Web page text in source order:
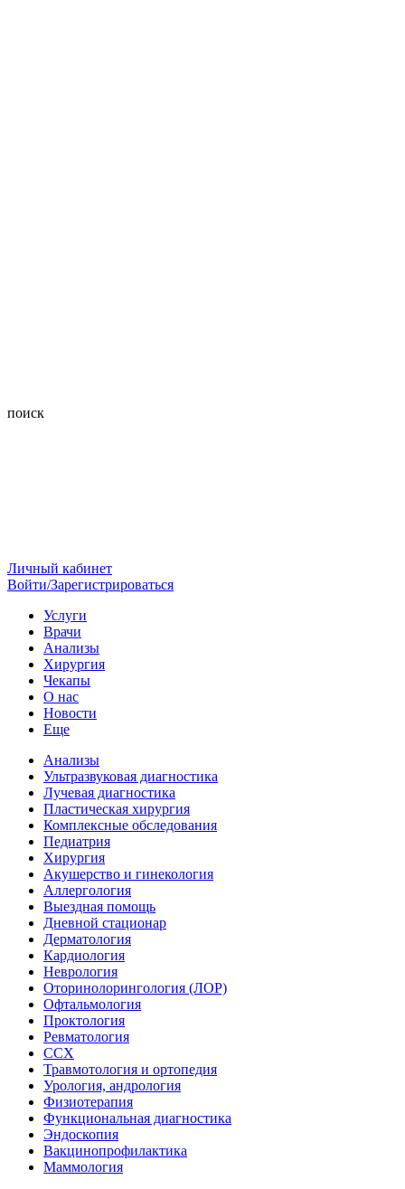
поиск
Личный кабинет
Войти/Зарегистрироваться
Услуги
Врачи
Анализы
Хирургия
Чекапы
О нас
Новости
Еще
Анализы
Ультразвуковая диагностика
Лучевая диагностика
Пластическая хирургия
Комплексные обследования
Педиатрия
Хирургия
Акушерство и гинекология
Аллергология
Выездная помощь
Дневной стационар
Дерматология
Кардиология
Неврология
Оторинолорингология (ЛОР)
Офтальмология
Проктология
Ревматология
ССХ
Травмотология и ортопедия
Урология, андрология
Физиотерапия
Функциональная диагностика
Эндоскопия
Вакцинопрофилактика
Маммология